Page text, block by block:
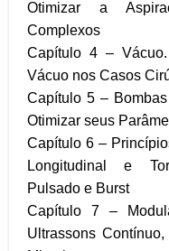
Otimizar a
Complexos
Capítulo 4 –
Vácuo nos Casos
Capítulo 5 –
Otimizar seus
Capítulo 6 –
Longitudinal e
Pulsado e Burst
Capítulo 7 –
Ultrassons